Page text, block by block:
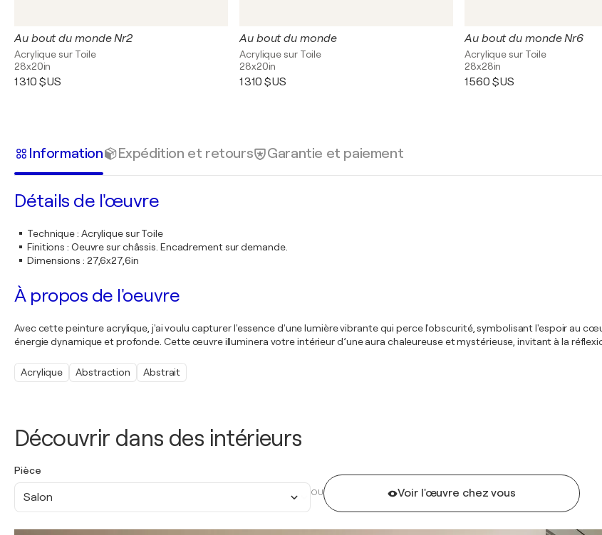
Découvrir dans des intérieurs
Pièce
Salon OU Voir l'œuvre chez vous
Au bout du monde Nr2
Acrylique sur Toile
28x20in
1 310 $US
Au bout du monde
Acrylique sur Toile
28x20in
1 310 $US
Au bout du monde Nr6
Acrylique sur Toile
28x28in
1 560 $US
Information Expédition et retours Garantie et paiement
Détails de l'œuvre
Technique: Acrylique sur Toile
Finitions : Oeuvre sur châssis. Encadrement sur demande.
Dimensions : 27,6x27,6in
À propos de l'oeuvre
Avec cette peinture acrylique, j'ai voulu capturer l'essence d'une lumière vibrante qui perce l'obscurité, symbolisant l'espoir au
énergie dynamique et profonde. Cette œuvre illuminera votre intérieur d’une aura chaleureuse et mystérieuse, invitant à la
Acrylique Abstraction Abstrait